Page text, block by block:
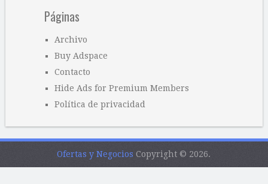
Páginas
Archivo
Buy Adspace
Contacto
Hide Ads for Premium Members
Política de privacidad
Ofertas y Negocios Copyright © 2026.